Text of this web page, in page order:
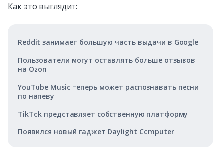
Как это выглядит:
Reddit занимает большую часть выдачи в Google
Пользователи могут оставлять больше отзывов
на Ozon
YouTube Music теперь может распознавать песни
по напеву
TikTok представляет собственную платформу
Появился новый гаджет Daylight Computer